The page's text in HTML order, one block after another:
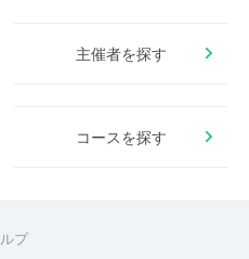
主催者を探す
コースを探す
プ